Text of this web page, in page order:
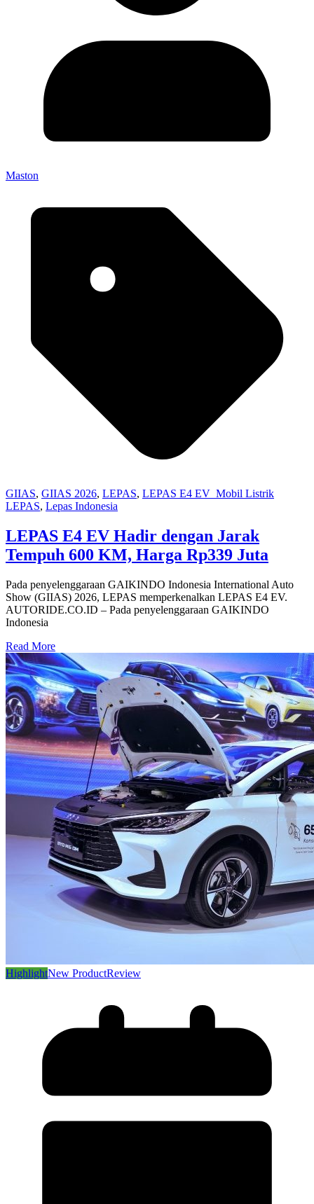
Maston
GIIAS, GIIAS 2026, LEPAS, LEPAS E4 EV_Mobil Listrik
LEPAS, Lepas Indonesia
LEPAS E4 EV Hadir dengan Jarak
Tempuh 600 KM, Harga Rp339 Juta
Pada penyelenggaraan GAIKINDO Indonesia International Auto
Show (GIIAS) 2026, LEPAS memperkenalkan LEPAS E4 EV.
AUTORIDE.CO.ID – Pada penyelenggaraan GAIKINDO
Indonesia
Read More
HighlightNew ProductReview